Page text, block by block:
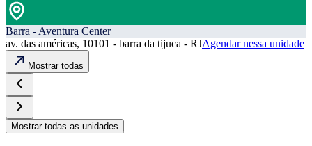
Barra - Aventura Center
av. das américas, 10101 - barra da tijuca - RJAgendar nessa unidade
Mostrar todas
Mostrar todas as unidades